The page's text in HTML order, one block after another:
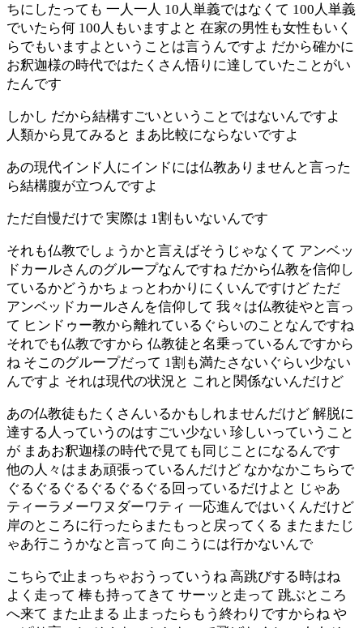
ちにしたっても 一人一人 10人単義ではなくて 100人単義
でいたら何 100人もいますよと 在家の男性も女性もいく
らでもいますよということは言うんですよ だから確かに
お釈迦様の時代ではたくさん悟りに達していたことがい
たんです
しかし だから結構すごいということではないんですよ
人類から見てみると まあ比較にならないですよ
あの現代インド人にインドには仏教ありませんと言った
ら結構腹が立つんですよ
ただ自慢だけで 実際は 1割もいないんです
それも仏教でしょうかと言えばそうじゃなくて アンベッ
ドカールさんのグループなんですね だから仏教を信仰し
ているかどうかちょっとわかりにくいんですけど ただ
アンベッドカールさんを信仰して 我々は仏教徒やと言っ
て ヒンドゥー教から離れているぐらいのことなんですね
それでも仏教ですから 仏教徒と名乗っているんですから
ね そこのグループだって 1割も満たさないぐらい少ない
んですよ それは現代の状況と これと関係ないんだけど
あの仏教徒もたくさんいるかもしれませんだけど 解脱に
達する人っていうのはすごい少ない 珍しいっていうこと
が まあお釈迦様の時代で見ても同じことになるんです
他の人々はまあ頑張っているんだけど なかなかこちらで
ぐるぐるぐるぐるぐるぐる回っているだけよと じゃあ
ティーラメーワヌダーワティ 一応進んではいくんだけど
岸のところに行ったらまたもっと戻ってくる またまたじ
ゃあ行こうかなと言って 向こうには行かないんで
こちらで止まっちゃおうっていうね 高跳びする時はね
よく走って 棒も持ってきて サーッと走って 跳ぶところ
へ来て また止まる 止まったらもう終わりですからね や